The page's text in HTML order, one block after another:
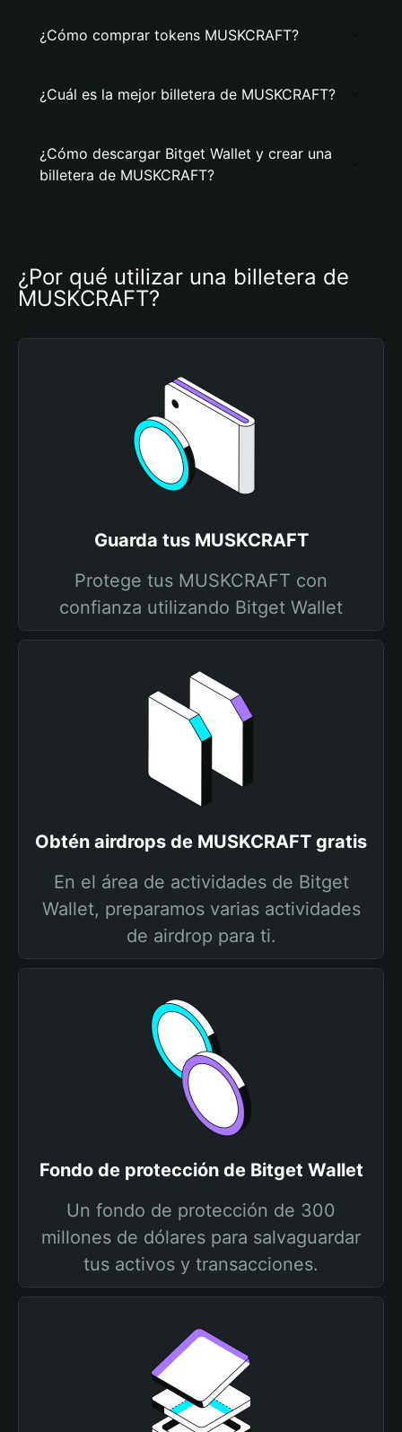
¿Cómo comprar tokens MUSKCRAFT?
¿Cuál es la mejor billetera de MUSKCRAFT?
¿Cómo descargar Bitget Wallet y crear una
billetera de MUSKCRAFT?
¿Por qué utilizar una billetera de
MUSKCRAFT?
Guarda tus MUSKCRAFT
Protege tus MUSKCRAFT con
confianza utilizando Bitget Wallet
Obtén airdrops de MUSKCRAFT gratis
En el área de actividades de Bitget
Wallet, preparamos varias actividades
de airdrop para ti.
Fondo de protección de Bitget Wallet
Un fondo de protección de 300
millones de dólares para salvaguardar
tus activos y transacciones.